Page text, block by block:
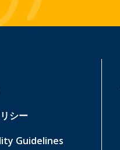
シー
Guidelines